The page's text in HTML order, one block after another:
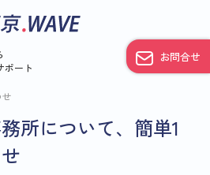
ポート
お問合せ
所について、簡単1